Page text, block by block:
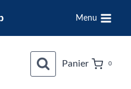
Menu
Panier 0